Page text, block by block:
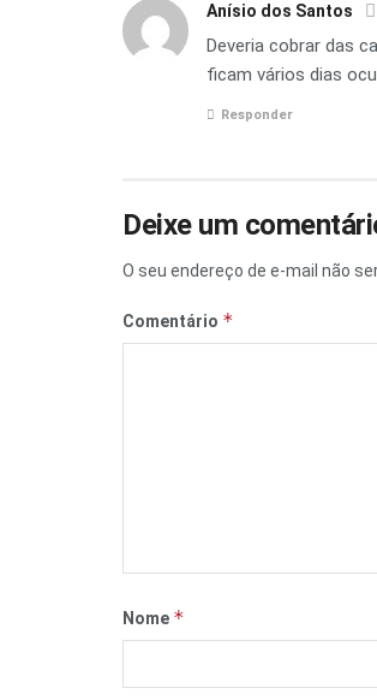
Anísio dos Santos
Deveria cobrar das
ficam vários dias
Responder
Deixe um
O seu endereço de e-mail não
Comentário *
Nome *